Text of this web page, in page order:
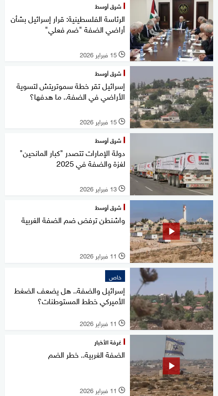
شرق أوسط
الرئاسة الفلسطينية: قرار إسرائيل بشأن
أراضي الضفة "ضم فعلي"
l 15 فبراير 2026
شرق أوسط
إسرائيل تقر خطة سموتريتش لتسوية
الأراضي في الضفة.. ما هدفها؟
l 15 فبراير 2026
شرق أوسط
دولة الإمارات تتصدر "كبار المانحين"
لغزة والضفة في 2025
l 13 فبراير 2026
شرق أوسط
واشنطن ترفض ضم الضفة الغربية
l 11 فبراير 2026
خاص
إسرائيل والضفة.. هل يضعف الضغط
الأميركي خطط المستوطنات؟
l 11 فبراير 2026
غرفة الأخبار
الضفة الغربية.. خطر الضم
l 11 فبراير 2026